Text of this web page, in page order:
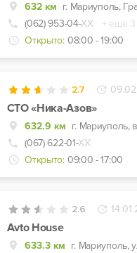
632 км г. Мариуполь,
(062) 953-04-ХХ
+ еще 3
Открыто: 08:00 - 19:00
2.7
СТО «Ника-Азов»
632.9 км
(067) 622-01-ХХ
Открыто: 09:00 - 17:00
2.6
Avto House
633.3 км г. Мариуполь,